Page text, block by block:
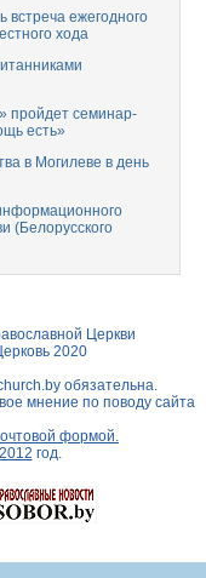
встреча ежегодного
хода
пройдет семинар-
есть»
в Могилеве в день
(Белорусского
Церкви
2020
обязательна.
мнение по поводу сайта
формой.
год.